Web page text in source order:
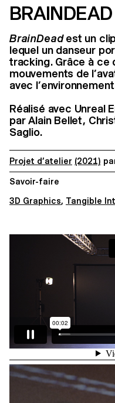
BRAINDEAD
BrainDeadest un
lequel un danseur
tracking. Grâce à ce
mouvements de
avec
Réalisé avec Unreal
par Alain Bellet,
Saglio.
Projet d’atelier (2021)
Savoir-faire
3D Graphics, Tangible